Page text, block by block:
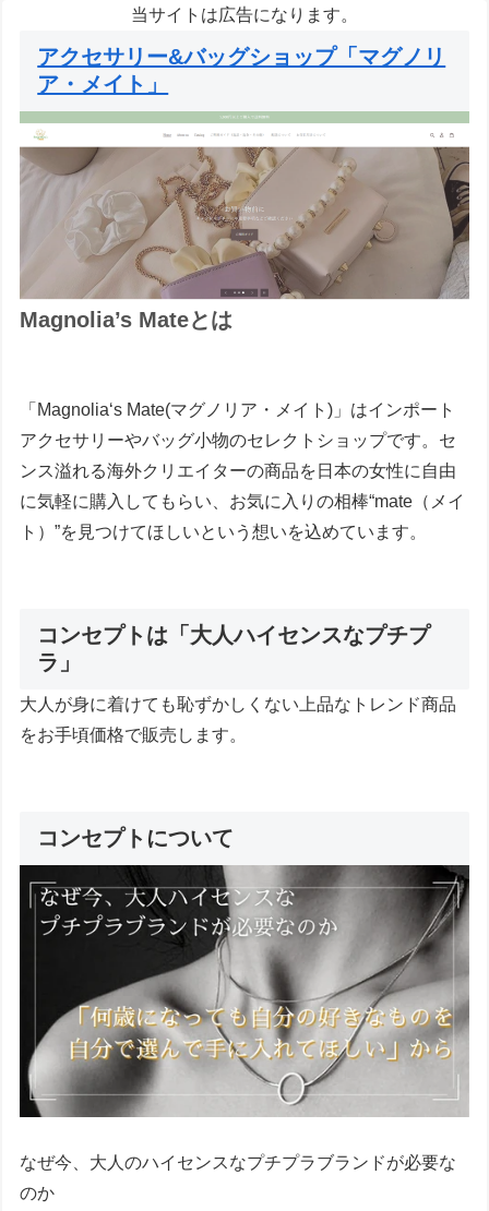
当サイトは広告になります。
アクセサリー&バッグショップ「マグノリ
ア・メイト」
Magnolia’s Mateとは
「Magnolia‘s Mate(マグノリア・メイト)」はインポート
アクセサリーやバッグ小物のセレクトショップです。セ
ンス溢れる海外クリエイターの商品を日本の女性に自由
に気軽に購入してもらい、お気に入りの相棒“mate（メイ
ト）”を見つけてほしいという想いを込めています。
コンセプトは「大人ハイセンスなプチプ
ラ」
大人が身に着けても恥ずかしくない上品なトレンド商品
をお手頃価格で販売します。
コンセプトについて
なぜ今、大人のハイセンスなプチプラブランドが必要な
のか